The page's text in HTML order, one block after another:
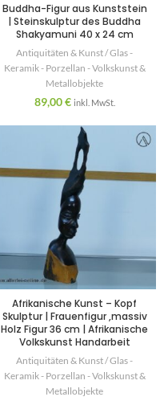
Buddha-Figur aus Kunststein
| Steinskulptur des Buddha
Shakyamuni 40 x 24 cm
Antiquitäten & Kunst / Glas -
Keramik - Porzellan - Volkskunst &
Metallobjekte
89,00€ inkl. MwSt.
Afrikanische Kunst – Kopf
Skulptur | Frauenfigur ,massiv
Holz Figur 36 cm | Afrikanische
Volkskunst Handarbeit
Antiquitäten & Kunst / Glas -
Keramik - Porzellan - Volkskunst &
Metallobjekte